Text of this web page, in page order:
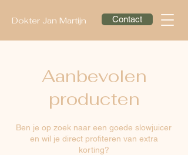
Dokter Jan Martijn Contact
Aanbevolen
producten
Ben je op zoek naar een goede slowjuicer
en wil je direct profiteren van extra
korting?